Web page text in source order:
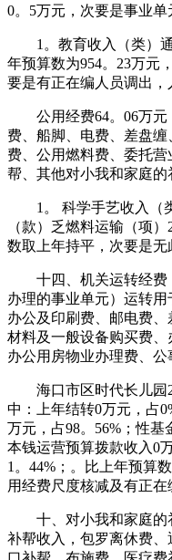
0。5万元，次要是事业单
1。教育收入（类）通
年预算数为954。23万元
要是有正在编人员调出，
公用经费64。06万元
费、船脚、电费、差盘
费、公用燃料费、委托
帮、其他对小我和家庭的
1。 科学手艺收入（类
（款）乏燃料运输（项
数取上年持平，次要是无
十四、机关运转经费
办理的事业单元）运转
办公及印刷费、邮电费
材料及一般设备购买费、
办公用房物业办理费、公
海口市区时代长儿园
中：上年结转0万元，占
万元，占98。56%；性
本钱运营预算拨款收入0
1。44%；。比上年预算
用经费尺度核减及有正在
十、对小我和家庭的
补帮收入，包罗离休费